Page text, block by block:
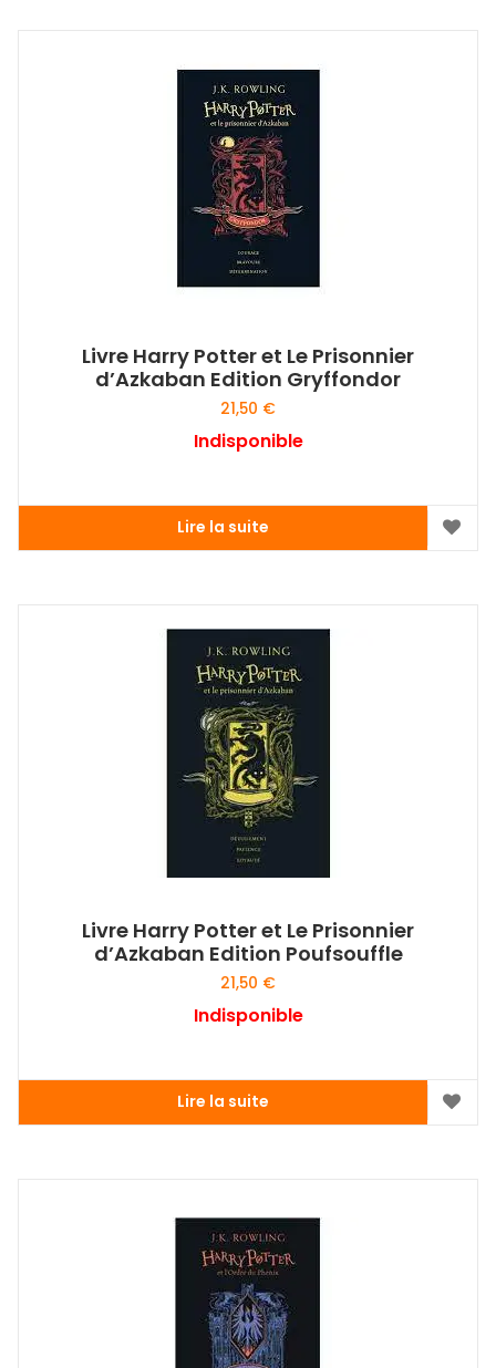
Livre Harry Potter et Le Prisonnier
d’Azkaban Edition Gryffondor
21,50 €
Indisponible
Lire la suite
Livre Harry Potter et Le Prisonnier
d’Azkaban Edition Poufsouffle
21,50 €
Indisponible
Lire la suite